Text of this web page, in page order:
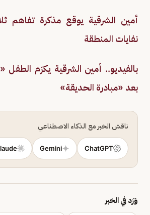
أمين الشرقية يوقع مذكرة تفاهم
نفايات المنطقة
بالفيديو.. أمين الشرقية يكرّم
بعد «مبادرة الحديقة»
ناقش الخبر مع الذكاء الاصطناعي
ChatGPT
Gemini
وَرَد في الخبر